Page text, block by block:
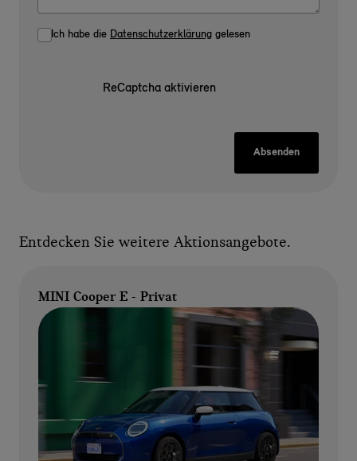
Ich habe die Datenschutzerklärung gelesen
ReCaptcha aktivieren
Absenden
Entdecken Sie weitere Aktionsangebote.
MINI Cooper E - Privat